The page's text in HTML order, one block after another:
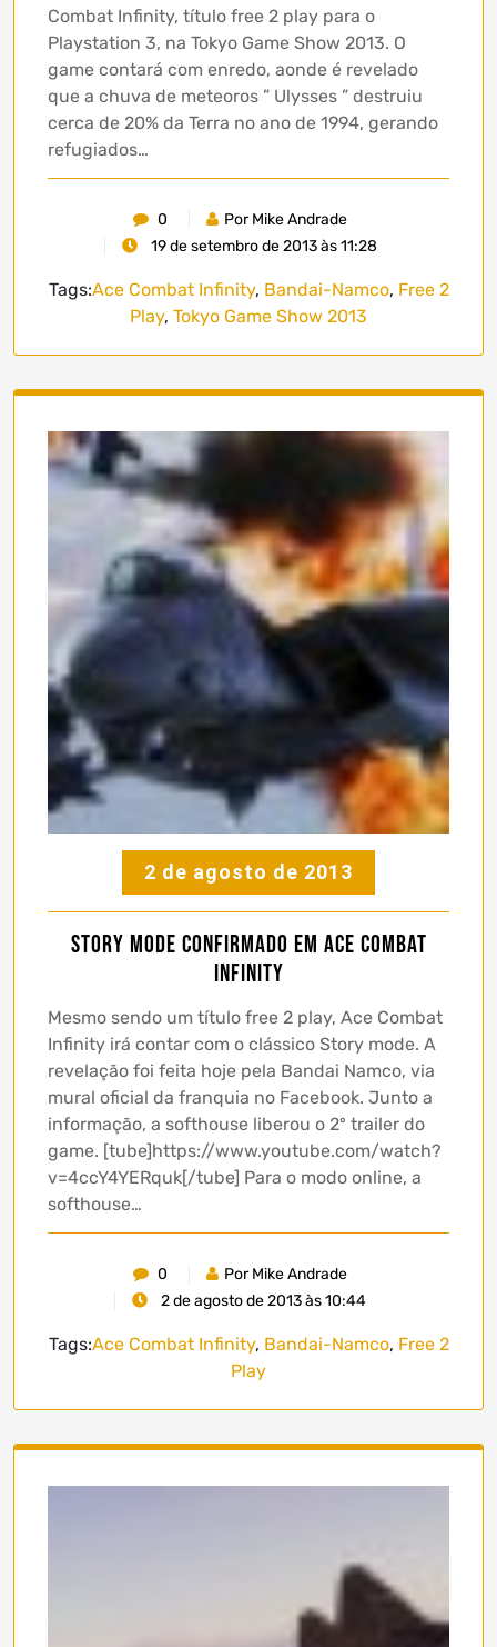
Combat Infinity, título free 2 play para o
Playstation 3, na Tokyo Game Show 2013. O
game contará com enredo, aonde é revelado
que a chuva de meteoros ” Ulysses ” destruiu
cerca de 20% da Terra no ano de 1994, gerando
refugiados…
0
Por Mike Andrade
19 de setembro de 2013 às 11:28
Tags:Ace Combat Infinity, Bandai-Namco, Free 2
Play, Tokyo Game Show 2013
2 de agosto de 2013
Story mode confirmado em Ace Combat
Infinity
Mesmo sendo um título free 2 play, Ace Combat
Infinity irá contar com o clássico Story mode. A
revelação foi feita hoje pela Bandai Namco, via
mural oficial da franquia no Facebook. Junto a
informação, a softhouse liberou o 2º trailer do
game. [tube]https://www.youtube.com/watch?
v=4ccY4YERquk[/tube] Para o modo online, a
softhouse…
0
Por Mike Andrade
2 de agosto de 2013 às 10:44
Tags:Ace Combat Infinity, Bandai-Namco, Free 2
Play